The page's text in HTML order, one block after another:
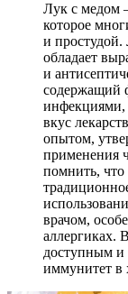
Лук с медом
которое
и
обладает
и
содержащий
инфекциями,
вкус
опытом,
применения
помнить, что
врачом,
аллергиках.
доступным и
иммунитет в